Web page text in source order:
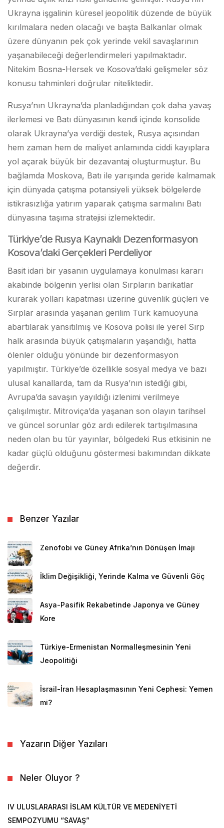
Ukrayna işgalinin küresel jeopolitik düzende de büyük
kırılmalara neden olacağı ve başta Balkanlar olmak
üzere dünyanın pek çok yerinde vekil savaşlarının
yaşanabileceği değerlendirmeleri yapılmaktadır.
Nitekim Bosna-Hersek ve Kosova’daki gelişmeler söz
konusu tahminleri doğrular niteliktedir.
Rusya’nın Ukrayna’da planladığından çok daha yavaş
ilerlemesi ve Batı dünyasının kendi içinde konsolide
olarak Ukrayna’ya verdiği destek, Rusya açısından
hem zaman hem de maliyet anlamında ciddi kayıplara
yol açarak büyük bir dezavantaj oluşturmuştur. Bu
bağlamda Moskova, Batı ile yarışında geride kalmamak
için dünyada çatışma potansiyeli yüksek bölgelerde
istikrasızlığa yatırım yaparak çatışma sarmalını Batı
dünyasına taşıma stratejisi izlemektedir.
Türkiye’de Rusya Kaynaklı Dezenformasyon
Kosova’daki Gerçekleri Perdeliyor
Basit idari bir yasanın uygulamaya konulması kararı
akabinde bölgenin yerlisi olan Sırpların barikatlar
kurarak yolları kapatması üzerine güvenlik güçleri ve
Sırplar arasında yaşanan gerilim Türk kamuoyuna
abartılarak yansıtılmış ve Kosova polisi ile yerel Sırp
halk arasında büyük çatışmaların yaşandığı, hatta
ölenler olduğu yönünde bir dezenformasyon
yapılmıştır. Türkiye’de özellikle sosyal medya ve bazı
ulusal kanallarda, tam da Rusya’nın istediği gibi,
Avrupa’da savaşın yayıldığı izlenimi verilmeye
çalışılmıştır. Mitroviça’da yaşanan son olayın tarihsel
ve güncel sorunlar göz ardı edilerek tartışılmasına
neden olan bu tür yayınlar, bölgedeki Rus etkisinin ne
kadar güçlü olduğunu göstermesi bakımından dikkate
değerdir.
Benzer Yazılar
Zenofobi ve Güney Afrika’nın Dönüşen İmajı
İklim Değişikliği, Yerinde Kalma ve Güvenli Göç
Asya-Pasifik Rekabetinde Japonya ve Güney
Kore
Türkiye-Ermenistan Normalleşmesinin Yeni
Jeopolitiği
İsrail-İran Hesaplaşmasının Yeni Cephesi: Yemen
mi?
Yazarın Diğer Yazıları
Neler Oluyor ?
IV ULUSLARARASI İSLAM KÜLTÜR VE MEDENİYETİ
SEMPOZYUMU “SAVAŞ”